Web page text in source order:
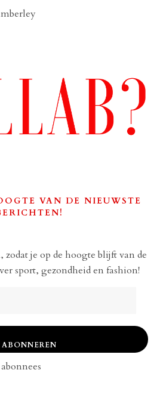
VAN DE NIEUWSTE
je op de hoogte blijft van de
sport, gezondheid en fashion!
ABONNEREN